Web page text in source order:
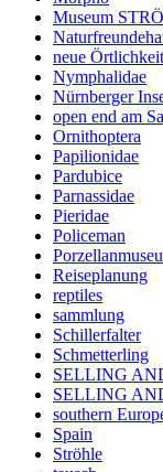
Museum
neue Örtlichkeit
Nymphalidae
Nürnberger
open end am
Ornithoptera
Papilionidae
Pardubice
Parnassidae
Pieridae
Policeman
Reiseplanung
reptiles
sammlung
Schillerfalter
Schmetterling
SELLING
SELLING
southern
Spain
Ströhle